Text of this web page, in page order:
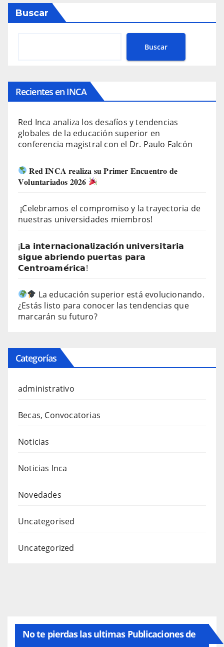
Buscar
Buscar
Recientes en INCA
Red Inca analiza los desafíos y tendencias
globales de la educación superior en
conferencia magistral con el Dr. Paulo Falcón
𝐑𝐞𝐝 𝐈𝐍𝐂𝐀 𝐫𝐞𝐚𝐥𝐢𝐳𝐚 𝐬𝐮 𝐏𝐫𝐢𝐦𝐞𝐫 𝐄𝐧𝐜𝐮𝐞𝐧𝐭𝐫𝐨 𝐝𝐞
𝐕𝐨𝐥𝐮𝐧𝐭𝐚𝐫𝐢𝐚𝐝𝐨𝐬 𝟐𝟎𝟐𝟔
¡Celebramos el compromiso y la trayectoria de
nuestras universidades miembros!
¡𝗟𝗮 𝗶𝗻𝘁𝗲𝗿𝗻𝗮𝗰𝗶𝗼𝗻𝗮𝗹𝗶𝘇𝗮𝗰𝗶𝗼́𝗻 𝘂𝗻𝗶𝘃𝗲𝗿𝘀𝗶𝘁𝗮𝗿𝗶𝗮
𝘀𝗶𝗴𝘂𝗲 𝗮𝗯𝗿𝗶𝗲𝗻𝗱𝗼 𝗽𝘂𝗲𝗿𝘁𝗮𝘀 𝗽𝗮𝗿𝗮
𝗖𝗲𝗻𝘁𝗿𝗼𝗮𝗺𝗲́𝗿𝗶𝗰𝗮!
La educación superior está evolucionando.
¿Estás listo para conocer las tendencias que
marcarán su futuro?
Categorías
administrativo
Becas, Convocatorias
Noticias
Noticias Inca
Novedades
Uncategorised
Uncategorized
No te pierdas las ultimas Publicaciones de